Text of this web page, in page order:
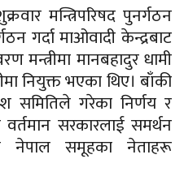
मन्त्रिपरिषद पुनर्गठन
गर्दा माओवादी केन्द्रबाट
मन्त्रीमा मानबहादुर धामी
नियुक्त भएका थिए। बाँकी
समितिले गरेका निर्णय र
सरकारलाई समर्थन
नेपाल समूहका नेताहरू